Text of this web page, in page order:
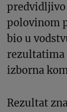
predvidljivo
polovinom
bio u
rezultatima
izborna
Rezultat